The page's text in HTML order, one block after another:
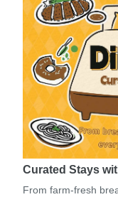
Curated Stays
From farm-fresh